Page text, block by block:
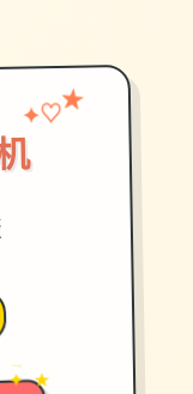
✦♡★
→
✦ ★